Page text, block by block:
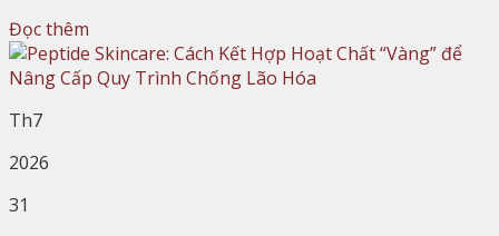
Đọc thêm
Th7
2026
31